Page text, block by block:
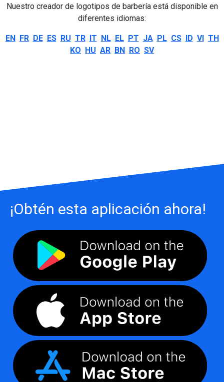
Nuestro creador de logotipos de barbería está disponible en
diferentes idiomas:
EN FR DE ES RU TR IT NL EL PT JA PL CS ID VI TH
KO HU AR BN RO SV
¡Obtén esta aplicación ahora!